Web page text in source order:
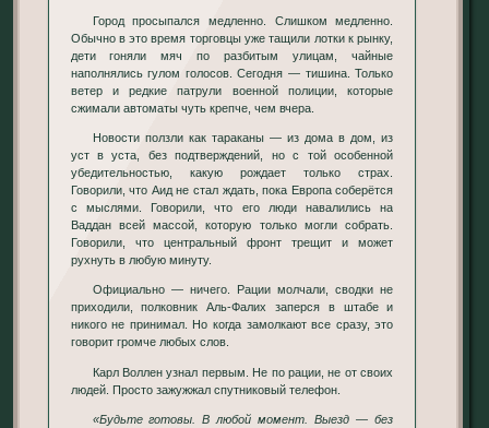
Город просыпался медленно. Слишком медленно.
Обычно в это время торговцы уже тащили лотки к рынку,
дети гоняли мяч по разбитым улицам, чайные
наполнялись гулом голосов. Сегодня — тишина. Только
ветер и редкие патрули военной полиции, которые
сжимали автоматы чуть крепче, чем вчера.
Новости ползли как тараканы — из дома в дом, из
уст в уста, без подтверждений, но с той особенной
убедительностью, какую рождает только страх.
Говорили, что Аид не стал ждать, пока Европа соберётся
с мыслями. Говорили, что его люди навалились на
Ваддан всей массой, которую только могли собрать.
Говорили, что центральный фронт трещит и может
рухнуть в любую минуту.
Официально — ничего. Рации молчали, сводки не
приходили, полковник Аль-Фалих заперся в штабе и
никого не принимал. Но когда замолкают все сразу, это
говорит громче любых слов.
Карл Воллен узнал первым. Не по рации, не от своих
людей. Просто зажужжал спутниковый телефон.
«Будьте готовы. В любой момент. Выезд — без